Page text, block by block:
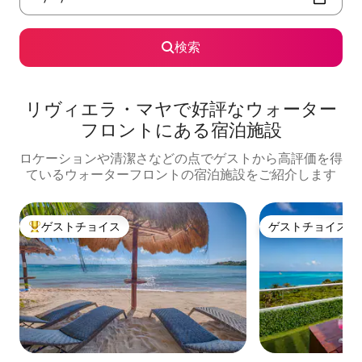
検索
リヴィエラ・マヤで好評なウォーター
フロントにある宿泊施設
ロケーションや清潔さなどの点でゲストから高評価を得
ているウォーターフロントの宿泊施設をご紹介します
大好評のゲストチョイスです。
ゲストチョイス ゲストチョイス
ゲストチョイス